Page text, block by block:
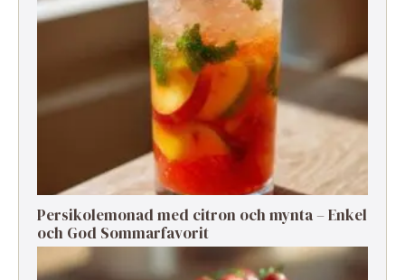
Persikolemonad med citron och mynta – Enkel
och God Sommarfavorit